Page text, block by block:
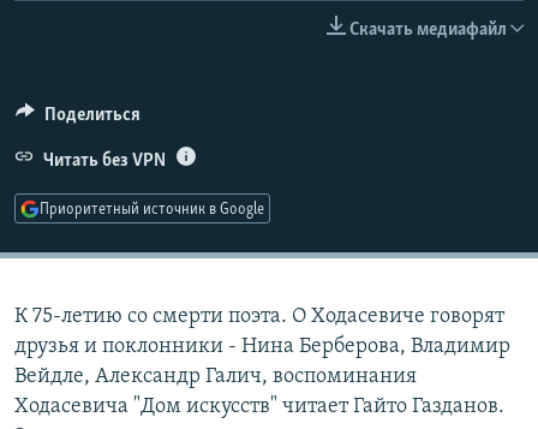
СОЦИАЛЬНЫЕ СЕТИ
Скачать медиафайл
Поделиться
Читать без VPN
Приоритетный источник в Google
К 75-летию со смерти поэта. О Ходасевиче говорят
друзья и поклонники - Нина Берберова, Владимир
Вейдле, Александр Галич, воспоминания
Ходасевича "Дом искусств" читает Гайто Газданов.